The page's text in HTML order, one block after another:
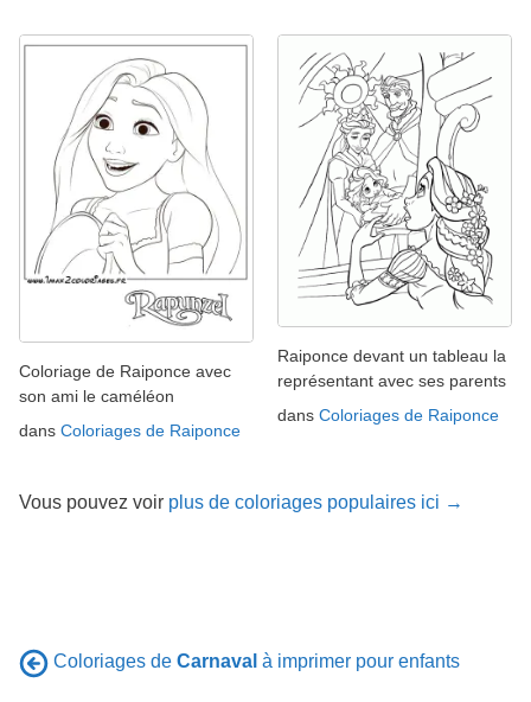
Coloriage de Raiponce avec
son ami le caméléon
dans Coloriages de Raiponce
Raiponce devant un tableau la
représentant avec ses parents
dans Coloriages de Raiponce
Vous pouvez voir plus de coloriages populaires ici →
Coloriages de Carnaval à imprimer pour enfants